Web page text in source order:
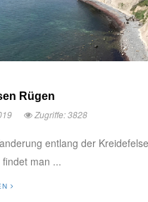
Rügen
Zugriffe: 3828
entlang der
man ...